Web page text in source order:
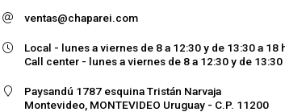
ventas@chaparei.com
Local - lunes a viernes de 8 a 12:30 y de 13:30 a 18
Call center - lunes a viernes de 8 a 12:30 y de 13:30
Paysandú 1787 esquina Tristán Narvaja
Montevideo, MONTEVIDEO Uruguay - C.P. 11200